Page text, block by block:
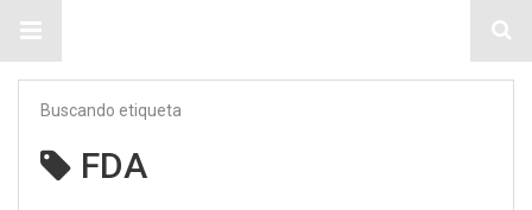
Buscando etiqueta
FDA